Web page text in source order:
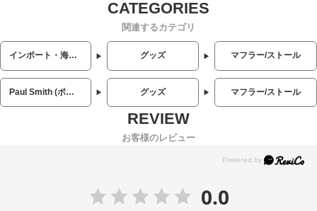
関連するカテゴリ
インポート・海外人気ブランド グッズ マフラー/ストール
Paul Smith (ポールスミス) グッズ マフラー/ストール
お客様のレビュー
0.0